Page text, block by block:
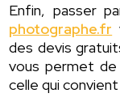
Enfin, passer
photographe.fr
des devis
vous permet
celle qui